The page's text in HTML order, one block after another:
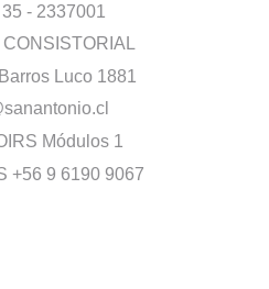
- 2337001
CONSISTORIAL
Luco 1881
Módulos 1
+56 9 6190 9067